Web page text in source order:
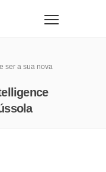
ser a sua nova